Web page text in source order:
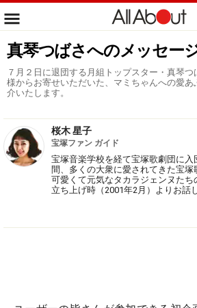
真琴つばさへのメッセー
７月２日に退団する月組トップスター・真琴
様からお寄せいただいた、マミちゃんへの愛あ
介いたします。
桜木 星子
宝塚ファン ガイド
宝塚音楽学校を経て宝塚歌劇団に
間、多くの大衆に愛されてきた宝
可愛くて元気なタカラジェンヌた
立ち上げ時（2001年2月）よりお話